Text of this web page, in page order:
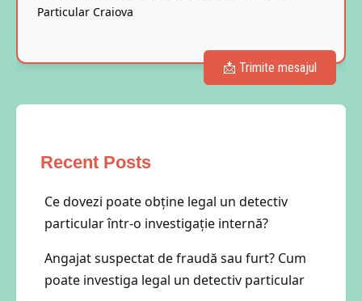
Particular Craiova
Recent Posts
Ce dovezi poate obține legal un detectiv
particular într-o investigație internă?
Angajat suspectat de fraudă sau furt? Cum
poate investiga legal un detectiv particular